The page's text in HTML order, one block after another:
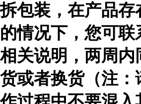
拆包装，在产品存
的情况下，您可联
相关说明，两周内
货或者换货（注：